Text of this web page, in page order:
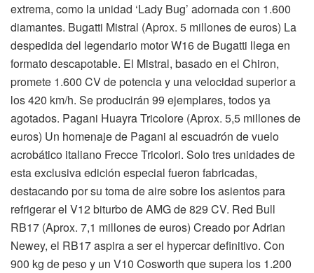
extrema, como la unidad ‘Lady Bug’ adornada con 1.600
diamantes. Bugatti Mistral (Aprox. 5 millones de euros) La
despedida del legendario motor W16 de Bugatti llega en
formato descapotable. El Mistral, basado en el Chiron,
promete 1.600 CV de potencia y una velocidad superior a
los 420 km/h. Se producirán 99 ejemplares, todos ya
agotados. Pagani Huayra Tricolore (Aprox. 5,5 millones de
euros) Un homenaje de Pagani al escuadrón de vuelo
acrobático italiano Frecce Tricolori. Solo tres unidades de
esta exclusiva edición especial fueron fabricadas,
destacando por su toma de aire sobre los asientos para
refrigerar el V12 biturbo de AMG de 829 CV. Red Bull
RB17 (Aprox. 7,1 millones de euros) Creado por Adrian
Newey, el RB17 aspira a ser el hypercar definitivo. Con
900 kg de peso y un V10 Cosworth que supera los 1.200